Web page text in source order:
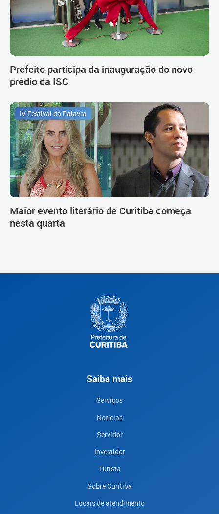
Prefeito participa da inauguração do novo
prédio da ISC
IV Festival da Palavra
Maior evento literário de Curitiba começa
nesta quarta
Saiba mais
Serviços
Notícias
Servidor
Investidor
Turista
Sobre Curitiba
Locais de atendimento